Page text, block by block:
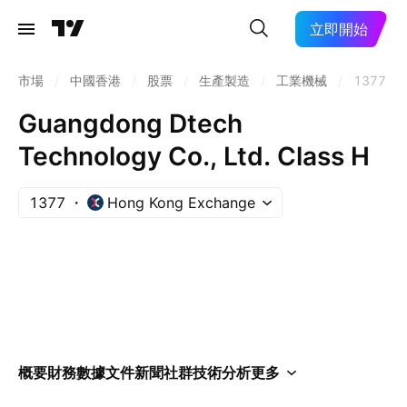
立即開始
市場 中國香港 股票 生產製造 工業機械 1377
Guangdong Dtech
Technology Co., Ltd. Class H
1377 Hong Kong Exchange
概要財務數據文件新聞社群技術分析更多